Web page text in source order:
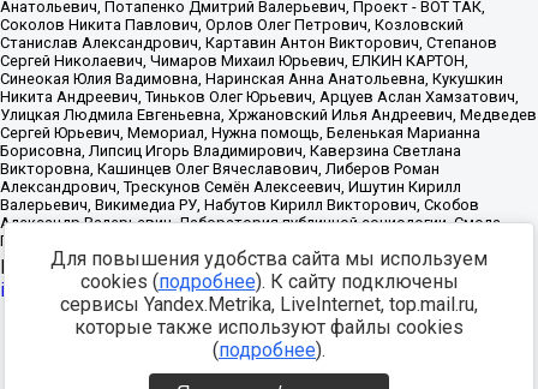
Источник:https://minjust.gov.ru/uploaded/files/reestr-
inostrannyih-agentov-22-03-2024.pdfданные на22.03.2024
Разработка -
Для повышения удобства сайта мы используем
cookies (подробнее). К сайту подключены
сервисы Yandex.Metrika, LiveInternet, top.mail.ru,
которые также используют файлы cookies
(подробнее).